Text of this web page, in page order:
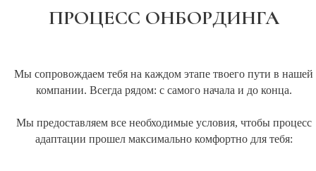
ПРОЦЕСС ОНБОРДИНГА
Мы сопровождаем тебя на каждом этапе твоего пути в нашей
компании. Всегда рядом: с самого начала и до конца.
Мы предоставляем все необходимые условия, чтобы процесс
адаптации прошел максимально комфортно для тебя: